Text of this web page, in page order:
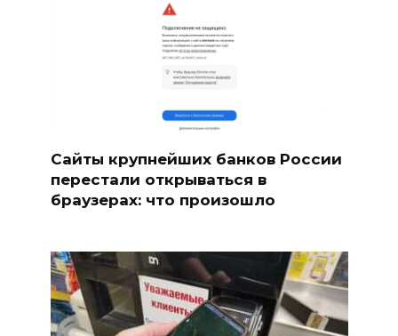
Сайты крупнейших банков России
перестали открываться в
браузерах: что произошло